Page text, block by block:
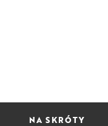
NA SKRÓTY